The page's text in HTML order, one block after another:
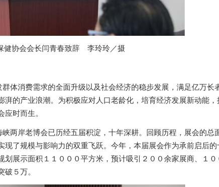
健协会会长闫青春致辞 李玲玲／ 摄
体消费需求的全面升级以及社会经济的稳步发展，满足亿万长
的产业浪潮。 为积极应对人口老龄化，培育经济发展新动能，
时而生。
两岸老博会已历经五届积淀，十年深耕。回顾历程，展会的总
现了规模与影响力的双重飞跃。今年，本届展会作为承前启后的
划展示面积 １１０００平方米，预计吸引２００余家展商、１０
破５万。